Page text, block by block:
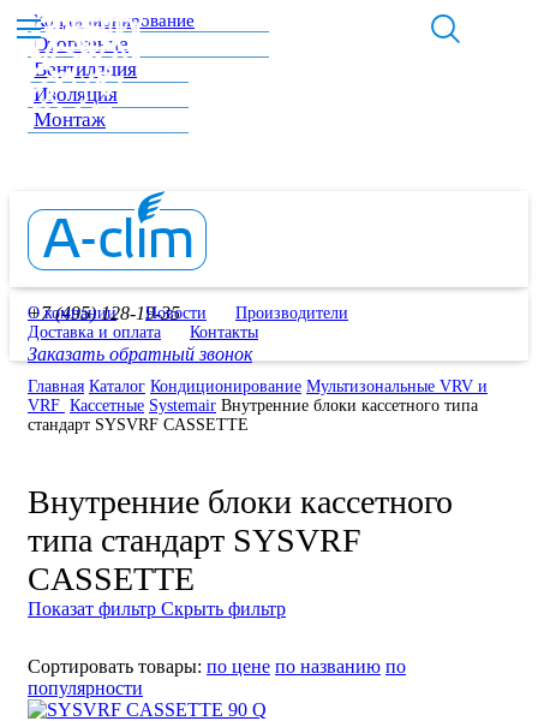
Кондиционирование
Отопление
Вентиляция
Изоляция
Монтаж
+7 (495) 128-19-35
Заказать обратный звонок
О компании Новости
Производители
Доставка и оплата
Контакты
Главная Каталог Кондиционирование Мультизональные VRV и
VRF Кассетные Systemair Внутренние блоки кассетного типа
стандарт SYSVRF CASSETTE
Внутренние блоки кассетного
типа стандарт SYSVRF
CASSETTE
Показат фильтр Скрыть фильтр
Сортировать товары: по цене по названию по
популярности